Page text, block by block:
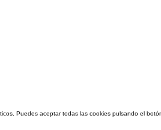
Puedes aceptar todas las cookies pulsando el